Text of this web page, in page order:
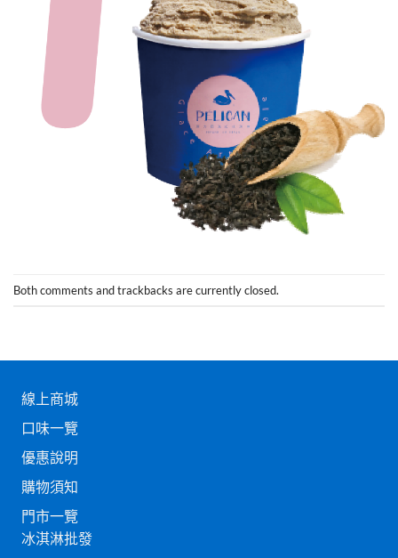
Both comments and trackbacks are currently closed.
線上商城
口味一覽
優惠說明
購物須知
門市一覽
冰淇淋批發